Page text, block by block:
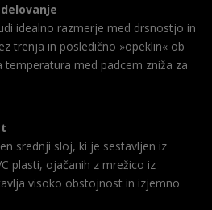
delovanje
idealno razmerje med drsnostjo in
trenja in posledično »opeklin« ob
med padcem zniža za
srednji sloj, ki je sestavljen iz
plasti, ojačanih z mrežico iz
visoko obstojnost in izjemno